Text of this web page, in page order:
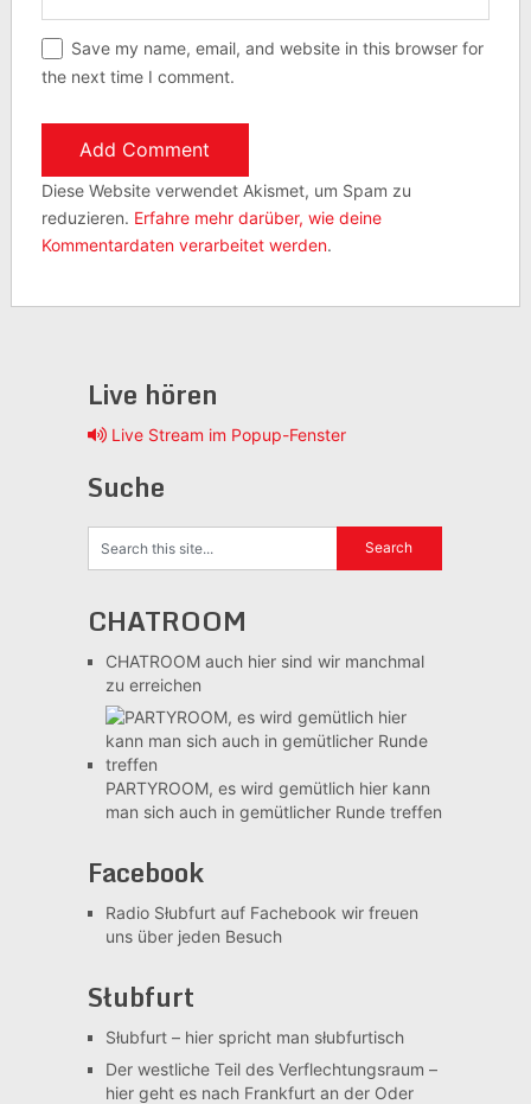
Save my name, email, and website in this browser for
the next time I comment.
Diese Website verwendet Akismet, um Spam zu
reduzieren. Erfahre mehr darüber, wie deine
Kommentardaten verarbeitet werden.
Live hören
Live Stream im Popup-Fenster
Suche
CHATROOM
CHATROOMauch hier sind wir manchmal
zu erreichen
PARTYROOM, es wird gemütlichhier kann
man sich auch in gemütlicher Runde treffen
Facebook
Radio Słubfurt auf Fachebook wir freuen
uns über jeden Besuch
Słubfurt
Słubfurt –hier spricht man słubfurtisch
Der westliche Teil des Verflechtungsraum –
hier geht es nach Frankfurt an der Oder